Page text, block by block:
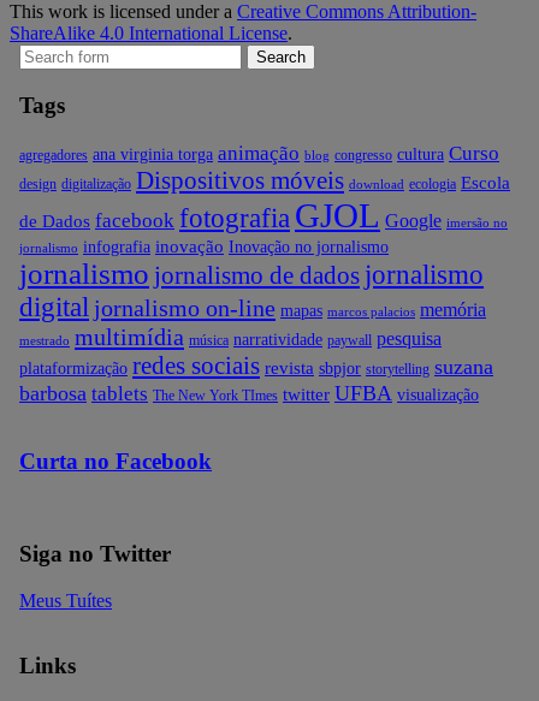
This work is licensed under a Creative Commons Attribution-
ShareAlike 4.0 International License.
Search
for:
Tags
agregadores ana virginia torga animação blog congresso cultura Curso
design digitalização Dispositivos móveis download ecologia Escola
de Dados facebook fotografia GJOL Google imersão no
jornalismo infografia inovação Inovação no jornalismo
jornalismo jornalismo de dados jornalismo
digital jornalismo on-line mapas marcos palacios memória
mestrado multimídia música narratividade paywall pesquisa
plataformização redes sociais revista sbpjor storytelling suzana
barbosa tablets The New York TImes twitter UFBA visualização
Curta no Facebook
Siga no Twitter
Meus Tuítes
Links